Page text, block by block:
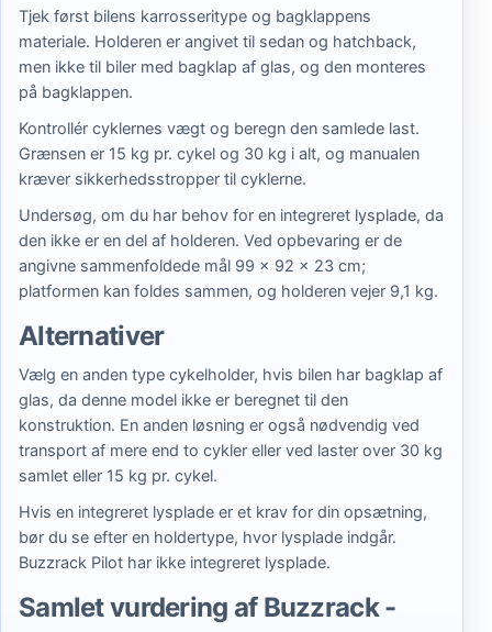
Tjek først bilens karrosseritype og bagklappens
materiale. Holderen er angivet til sedan og hatchback,
men ikke til biler med bagklap af glas, og den monteres
på bagklappen.
Kontrollér cyklernes vægt og beregn den samlede last.
Grænsen er 15 kg pr. cykel og 30 kg i alt, og manualen
kræver sikkerhedsstropper til cyklerne.
Undersøg, om du har behov for en integreret lysplade, da
den ikke er en del af holderen. Ved opbevaring er de
angivne sammenfoldede mål 99 × 92 × 23 cm;
platformen kan foldes sammen, og holderen vejer 9,1 kg.
Alternativer
Vælg en anden type cykelholder, hvis bilen har bagklap af
glas, da denne model ikke er beregnet til den
konstruktion. En anden løsning er også nødvendig ved
transport af mere end to cykler eller ved laster over 30 kg
samlet eller 15 kg pr. cykel.
Hvis en integreret lysplade er et krav for din opsætning,
bør du se efter en holdertype, hvor lysplade indgår.
Buzzrack Pilot har ikke integreret lysplade.
Samlet vurdering af Buzzrack -